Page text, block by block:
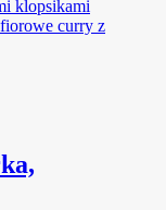
klopsikami
curry z